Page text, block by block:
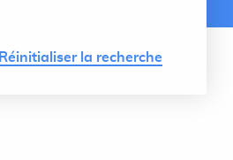
Réinitialiser la recherche